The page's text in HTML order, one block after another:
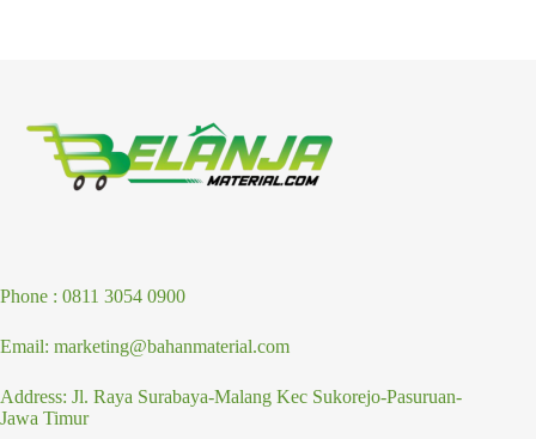
Phone : 0811 3054 0900
Email: marketing@bahanmaterial.com
Address: Jl. Raya Surabaya-Malang Kec Sukorejo-Pasuruan-
Jawa Timur